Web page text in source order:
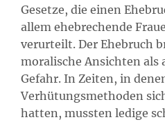
Gesetze, die einen
allem ehebrechende
verurteilt. Der Ehebruch
moralische Ansichten als
Gefahr. In Zeiten, in
Verhütungsmethoden
hatten, mussten ledige